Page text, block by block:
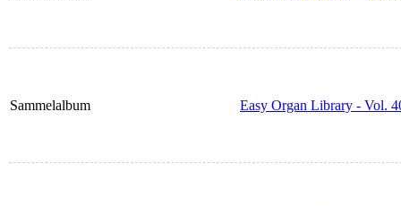
Sammelalbum Easy Organ Library - Vol.